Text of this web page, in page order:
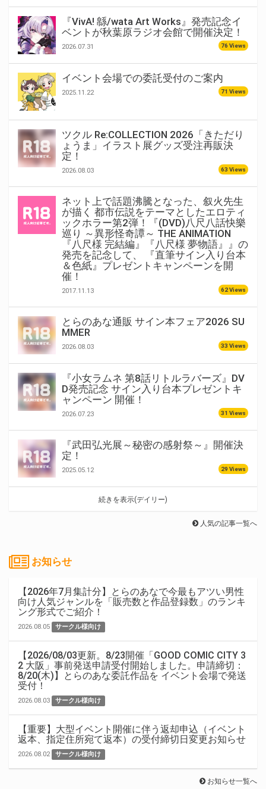
『VivA! 緜/wata Art Works』発売記念イ
ベントが秋葉原ラジオ会館で開催決定！
2026.07.31 76 Views
イベント会場での委託受付のご案内
2025.11.22 71 Views
ツクル Re:COLLECTION 2026「きただり
ょうま」イラスト展グッズ受注再販決
定！
2026.08.03 63 Views
ネット上で話題沸騰となった、叙火先生
が描く 都市伝説をテーマとしたエロティ
ックホラー第2弾！『(DVD)八尺八話快樂
巡り ～異形怪奇譚～ THE ANIMATION
『八尺様 完結編』『八尺様 夢物語』』の
発売を記念して、 『直筆サイン入り台本
＆色紙』プレゼントキャンペーンを開
催！
2017.11.13 62 Views
とらのあな通販 サイン本フェア2026 SU
MMER
2026.08.03 33 Views
『小女ラムネ 第8話リトルラバーズ』DV
D発売記念 サイン入り台本プレゼントキ
ャンペーン 開催！
2026.07.23 31 Views
『武田弘光展～秘密の感射祭～』開催決
定！
2025.05.12 29 Views
続きを表示(デイリー)
人気の記事一覧へ
お知らせ
【2026年7月集計分】とらのあなで今最もアツい男性
向け人気ジャンルを「販売数と作品登録数」のランキ
ング形式でご紹介！
2026.08.05 サークル様向け
【2026/08/03更新。8/23開催「GOOD COMIC CITY 3
2 大阪」事前発送申請受付開始しました。申請締切：
8/20(木)】とらのあな委託作品を イベント会場で発送
受付！
2026.08.03 サークル様向け
【重要】大型イベント開催に伴う返却申込（イベント
返本、指定住所宛て返本）の受付締切日変更お知らせ
2026.08.02 サークル様向け
お知らせ一覧へ